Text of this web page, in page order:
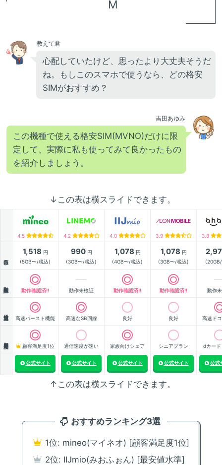
M
教えて君
心配していたけど、思ったより大丈夫そうだ
ね。もしこのスマホで使うなら、どの格安
SIMがおすすめ？
吉田あゆみ
この機種で使える格安SIM(MVNO)だけに限
定して、実際に私も使ってみて良かったもの
を紹介しましょう。
↓この表は横スライドできます。
4.5 4.2 4.0 3.9 3.8
1,518 円
(5GB〜/税込)
990円
(3GB〜/税込)
1,078 円
(4GB〜/税込)
1,078 円
(3GB〜/税込)
動作確認済!! 動作未検証 動作確認済!! 動作確認済!! 動作
高速バースト機能 高速なSB回線 良好 良好 高速ド
顧客満足度1位 通信速度が速い 家族向けシェア シニアプラン dカード
公式サイト 公式サイト 公式サイト 公式サイト 公式
↑この表は横スライドできます。
おすすめランキング3選
1位: mineo(マイネオ) [顧客満足度1位]
2位: IIJmio(みおふぉん) [最安値水準]